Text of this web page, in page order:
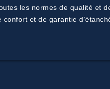
les normes de qualité et
et de garantie